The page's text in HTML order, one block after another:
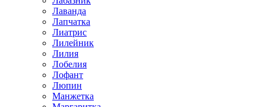
Лаванда
Лапчатка
Лиатрис
Лилейник
Лилия
Лобелия
Лофант
Люпин
Манжетка